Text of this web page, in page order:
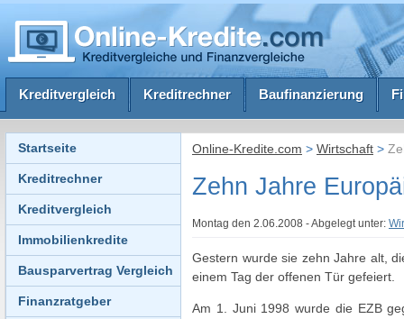
Kreditvergleich Kreditrechner Baufinanzierung
Online-Kredite.com > Wirtschaft >
Zehn Jahre
Montag den 2.06.2008 - Abgelegt unter:
Gestern wurde sie zehn Jahre alt,
einem Tag der offenen Tür gefeiert.
Am 1. Juni 1998 wurde die EZB
Startseite
Kreditrechner
Kreditvergleich
Immobilienkredite
Bausparvertrag Vergleich
Finanzratgeber